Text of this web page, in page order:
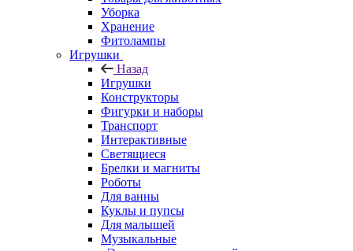
Уборка
Хранение
Фитолампы
Игрушки
Назад
Игрушки
Конструкторы
Фигурки и наборы
Транспорт
Интерактивные
Светящиеся
Брелки и магниты
Роботы
Для ванны
Куклы и пупсы
Для малышей
Музыкальные